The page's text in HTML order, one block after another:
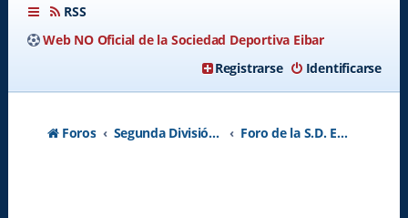
RSS
Web NO Oficial de la Sociedad Deportiva Eibar
Identificarse
Registrarse
Foros Segunda División A - Temporada 2026-2027 Foro de la S.D. Eibar